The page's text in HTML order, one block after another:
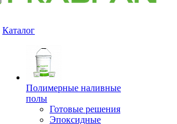
Каталог
Полимерные наливные
полы
Готовые решения
Эпоксидные